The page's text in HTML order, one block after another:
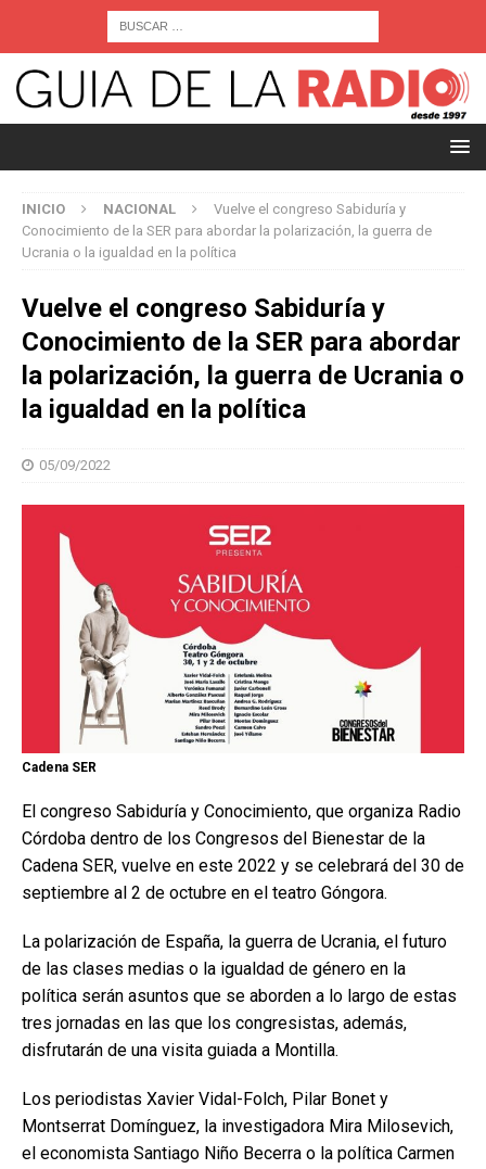
INICIO NACIONAL
Vuelve el congreso Sabiduría y
Conocimiento de la SER para abordar la polarización, la guerra de
Ucrania o la igualdad en la política
Vuelve el congreso Sabiduría y
Conocimiento de la SER para abordar
la polarización, la guerra de Ucrania o
la igualdad en la política
05/09/2022
Cadena SER
El congreso Sabiduría y Conocimiento, que organiza Radio
Córdoba dentro de los Congresos del Bienestar de la
Cadena SER, vuelve en este 2022 y se celebrará del 30 de
septiembre al 2 de octubre en el teatro Góngora.
La polarización de España, la guerra de Ucrania, el futuro
de las clases medias o la igualdad de género en la
política serán asuntos que se aborden a lo largo de estas
tres jornadas en las que los congresistas, además,
disfrutarán de una visita guiada a Montilla.
Los periodistas Xavier Vidal-Folch, Pilar Bonet y
Montserrat Domínguez, la investigadora Mira Milosevich,
el economista Santiago Niño Becerra o la política Carmen